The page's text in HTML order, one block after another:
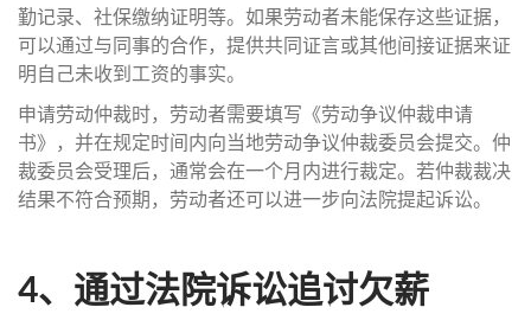
勤记录、社保缴纳证明等。如果劳动者未能保存这些证据，
可以通过与同事的合作，提供共同证言或其他间接证据来证
明自己未收到工资的事实。
申请劳动仲裁时，劳动者需要填写《劳动争议仲裁申请
书》，并在规定时间内向当地劳动争议仲裁委员会提交。仲
裁委员会受理后，通常会在一个月内进行裁定。若仲裁裁决
结果不符合预期，劳动者还可以进一步向法院提起诉讼。
4、通过法院诉讼追讨欠薪